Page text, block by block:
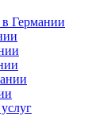
Германии